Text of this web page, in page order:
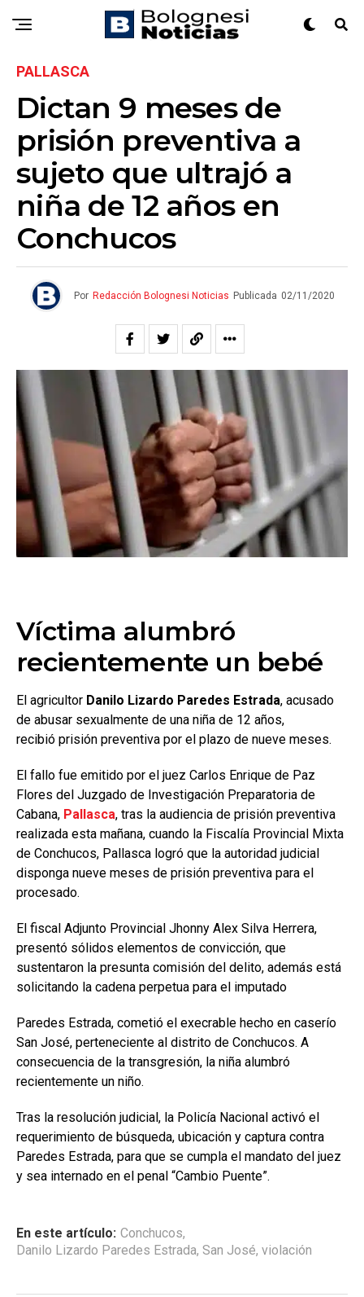
PALLASCA
Dictan 9 meses de
prisión preventiva a
sujeto que ultrajó a
niña de 12 años en
Conchucos
Por Redacción Bolognesi Noticias Publicada 02/11/2020
Víctima alumbró
recientemente un bebé
El agricultor Danilo Lizardo Paredes Estrada, acusado
de abusar sexualmente de una niña de 12 años,
recibió prisión preventiva por el plazo de nueve meses.
El fallo fue emitido por el juez Carlos Enrique de Paz
Flores del Juzgado de Investigación Preparatoria de
Cabana, Pallasca, tras la audiencia de prisión preventiva
realizada esta mañana, cuando la Fiscalía Provincial Mixta
de Conchucos, Pallasca logró que la autoridad judicial
disponga nueve meses de prisión preventiva para el
procesado.
El fiscal Adjunto Provincial Jhonny Alex Silva Herrera,
presentó sólidos elementos de convicción, que
sustentaron la presunta comisión del delito, además está
solicitando la cadena perpetua para el imputado
Paredes Estrada, cometió el execrable hecho en caserío
San José, perteneciente al distrito de Conchucos. A
consecuencia de la transgresión, la niña alumbró
recientemente un niño.
Tras la resolución judicial, la Policía Nacional activó el
requerimiento de búsqueda, ubicación y captura contra
Paredes Estrada, para que se cumpla el mandato del juez
y sea internado en el penal “Cambio Puente”.
En este artículo: Conchucos,
Danilo Lizardo Paredes Estrada, San José, violación